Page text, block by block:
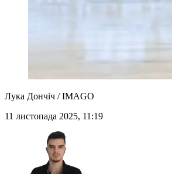
Лука Дончіч / IMAGO
11 листопада 2025, 11:19